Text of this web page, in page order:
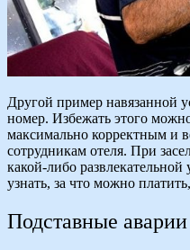
Другой пример навязанной
номер. Избежать этого
максимально корректным и
сотрудникам отеля. При
какой-либо
узнать, за что можно
Подставные аварии